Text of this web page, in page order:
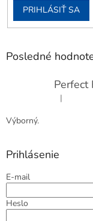
PRIHLÁSIŤ SA
Posledné
|
Výborný.
Prihlásenie
E-mail
Heslo